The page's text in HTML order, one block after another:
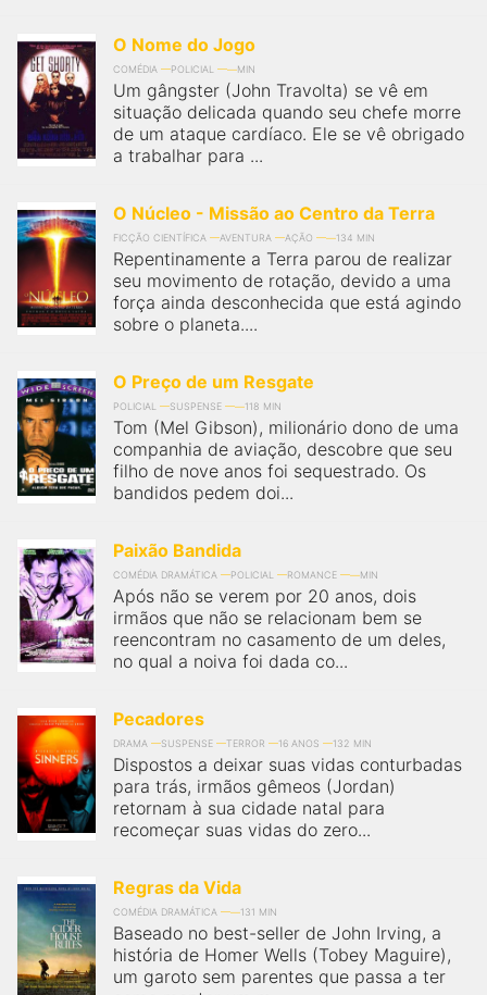
O Nome do Jogo
COMÉDIA POLICIAL MIN
Um gângster (John Travolta) se vê em
situação delicada quando seu chefe morre
de um ataque cardíaco. Ele se vê obrigado
a trabalhar para ...
O Núcleo - Missão ao Centro da Terra
FICÇÃO CIENTÍFICA AVENTURA AÇÃO 134 MIN
Repentinamente a Terra parou de realizar
seu movimento de rotação, devido a uma
força ainda desconhecida que está agindo
sobre o planeta....
O Preço de um Resgate
POLICIAL SUSPENSE 118 MIN
Tom (Mel Gibson), milionário dono de uma
companhia de aviação, descobre que seu
filho de nove anos foi sequestrado. Os
bandidos pedem doi...
Paixão Bandida
COMÉDIA DRAMÁTICA POLICIAL ROMANCE MIN
Após não se verem por 20 anos, dois
irmãos que não se relacionam bem se
reencontram no casamento de um deles,
no qual a noiva foi dada co...
Pecadores
DRAMA SUSPENSE TERROR 16 ANOS 132 MIN
Dispostos a deixar suas vidas conturbadas
para trás, irmãos gêmeos (Jordan)
retornam à sua cidade natal para
recomeçar suas vidas do zero...
Regras da Vida
COMÉDIA DRAMÁTICA 131 MIN
Baseado no best-seller de John Irving, a
história de Homer Wells (Tobey Maguire),
um garoto sem parentes que passa a ter